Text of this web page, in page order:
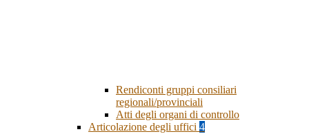
Rendiconti gruppi consiliari
regionali/provinciali
Atti degli organi di controllo
Articolazione degli uffici 4